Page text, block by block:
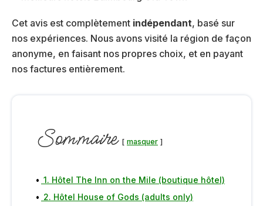
Cet avis est complètement indépendant, basé sur
nos expériences. Nous avons visité la région de façon
anonyme, en faisant nos propres choix, et en payant
nos factures entièrement.
Sommaire masquer
1. Hôtel The Inn on the Mile (boutique hôtel)
2. Hôtel House of Gods (adults only)